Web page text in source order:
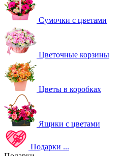
Сумочки с цветами
Цветочные корзины
Цветы в коробках
Ящики с цветами
Подарки ...